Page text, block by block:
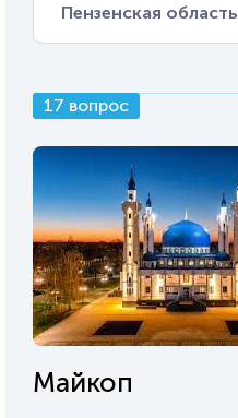
Пензенская область
17 вопрос
Майкоп